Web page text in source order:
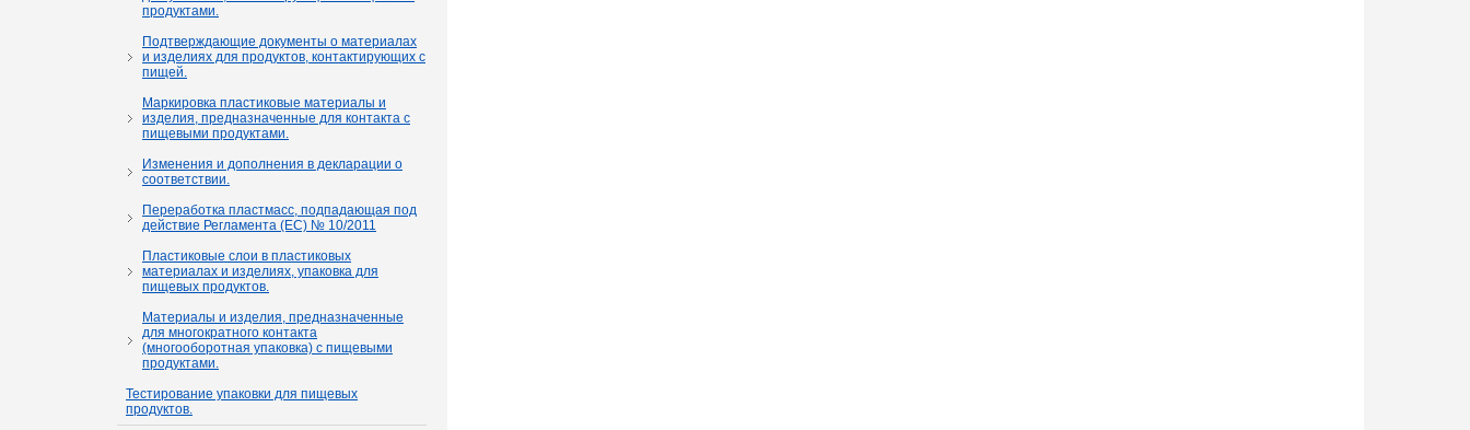
продуктами.
Подтверждающие документы о материалах
и изделиях для продуктов, контактирующих с
пищей.
Маркировка пластиковые материалы и
изделия, предназначенные для контакта с
пищевыми продуктами.
Изменения и дополнения в декларации о
соответствии.
Переработка пластмасс, подпадающая под
действие Регламента (ЕС) № 10/2011
Пластиковые слои в пластиковых
материалах и изделиях, упаковка для
пищевых продуктов.
Материалы и изделия, предназначенные
для многократного контакта
(многооборотная упаковка) с пищевыми
продуктами.
Тестирование упаковки для пищевых
продуктов.